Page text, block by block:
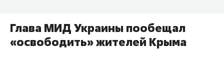
Глава МИД Украины пообещал
«освободить» жителей Крыма